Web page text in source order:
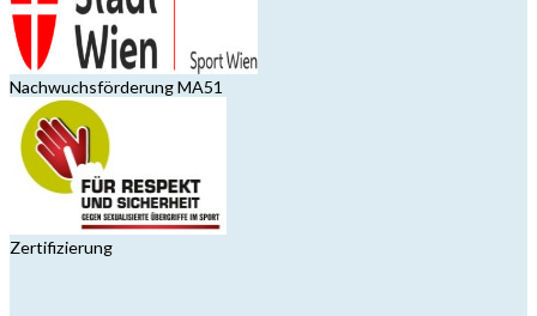
Nachwuchsförderung MA51
Zertifizierung